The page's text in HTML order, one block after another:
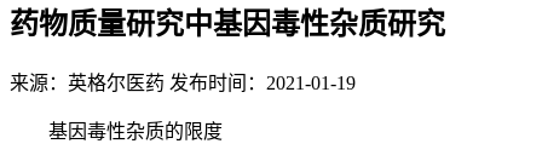
药物质量研究中基因毒性杂质研究
来源：英格尔医药 发布时间：2021-01-19
基因毒性杂质的限度